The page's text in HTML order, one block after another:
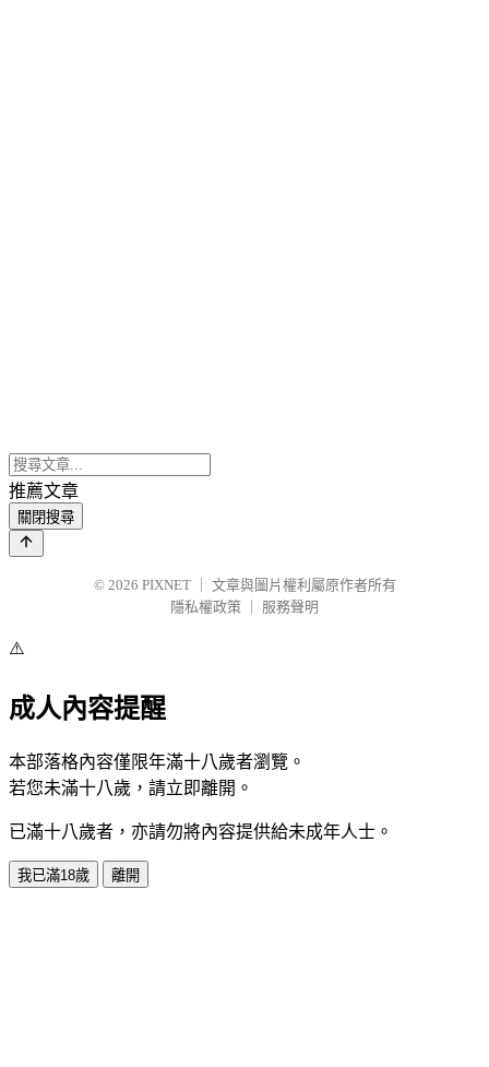
推薦文章
關閉搜尋
© 2026 PIXNET
文章與圖片權利屬原作者所有
隱私權政策
服務聲明
⚠️
成人內容提醒
本部落格內容僅限年滿十八歲者瀏覽。
若您未滿十八歲，請立即離開。
已滿十八歲者，亦請勿將內容提供給未成年人士。
我已滿18歲 離開